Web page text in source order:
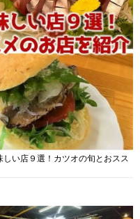
しい店９選！カツオの旬とおスス